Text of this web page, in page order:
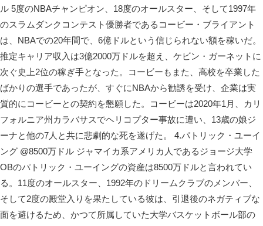
ル 5度のNBAチャンピオン、18度のオールスター、そして1997年
のスラムダンクコンテスト優勝者であるコービー・ブライアント
は、NBAでの20年間で、6億ドルという信じられない額を稼いだ。
推定キャリア収入は3億2000万ドルを超え、ケビン・ガーネットに
次ぐ史上2位の稼ぎ手となった。コービーもまた、高校を卒業した
ばかりの選手であったが、すぐにNBAから勧誘を受け、企業は実
質的にコービーとの契約を懇願した。コービーは2020年1月、カリ
フォルニア州カラバサスでヘリコプター事故に遭い、13歳の娘ジ
ーナと他の7人と共に悲劇的な死を遂げた。 4.パトリック・ユーイ
ング @8500万ドル ジャマイカ系アメリカ人であるジョージ大学
OBのパトリック・ユーイングの資産は8500万ドルと言われてい
る。11度のオールスター、1992年のドリームクラブのメンバー、
そして2度の殿堂入りを果たしている彼は、引退後のネガティブな
面を避けるため、かつて所属していた大学バスケットボール部の